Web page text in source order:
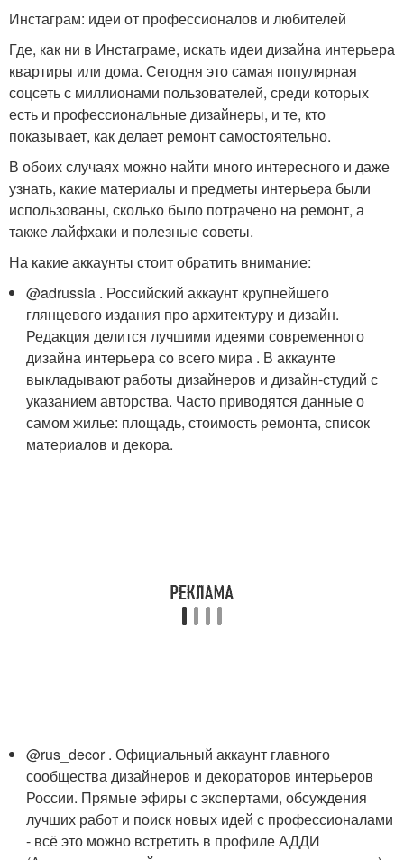
Инстаграм: идеи от профессионалов и любителей
Где, как ни в Инстаграме, искать идеи дизайна интерьера
квартиры или дома. Сегодня это самая популярная
соцсеть с миллионами пользователей, среди которых
есть и профессиональные дизайнеры, и те, кто
показывает, как делает ремонт самостоятельно.
В обоих случаях можно найти много интересного и даже
узнать, какие материалы и предметы интерьера были
использованы, сколько было потрачено на ремонт, а
также лайфхаки и полезные советы.
На какие аккаунты стоит обратить внимание:
@adrussia . Российский аккаунт крупнейшего
глянцевого издания про архитектуру и дизайн.
Редакция делится лучшими идеями современного
дизайна интерьера со всего мира . В аккаунте
выкладывают работы дизайнеров и дизайн-студий с
указанием авторства. Часто приводятся данные о
самом жилье: площадь, стоимость ремонта, список
материалов и декора.
@rus_decor . Официальный аккаунт главного
сообщества дизайнеров и декораторов интерьеров
России. Прямые эфиры с экспертами, обсуждения
лучших работ и поиск новых идей с профессионалами
- всё это можно встретить в профиле АДДИ